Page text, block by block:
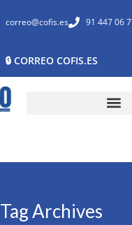
correo@cofis.es 91 447 06
🔒 CORREO COFIS.ES
Tag Archives